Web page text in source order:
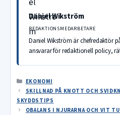
Daniel Wikström
REDAKTIONSMEDARBETARE
Daniel Wikström är chefredaktör
ansvarar för redaktionell policy,
KATEGORIER
EKONOMI
SKILLNAD PÅ KNOTT OCH
SKYDDSTIPS
OBALANS I NJURARNA OCH VIT